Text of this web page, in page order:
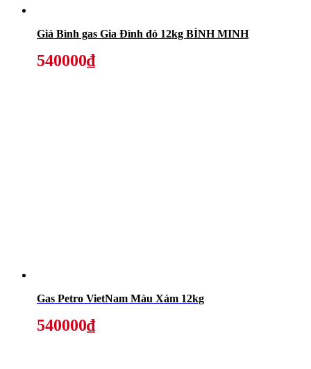
Giá Bình gas Gia Đình đỏ 12kg BÌNH MINH
540000₫
Gas Petro VietNam Màu Xám 12kg
540000₫